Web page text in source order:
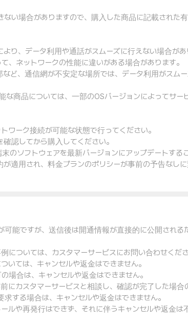
ない場合がありますので、購入した商品に記載された
り、データ利用や通話がスムーズに行えない場合があ
、ネットワークの性能に違いがある場合があります。
ど、通信網が不安定な場所では、データ利用がスム
な商品については、一部のOSバージョンによってサー
ワーク接続が可能な状態で行ってください。
認してから購入してください。
のソフトウェアを最新バージョンにアップデートする
適用され、料金プランのポリシーが事前の予告なし
可能ですが、送信後は開通情報が直接的に公開される
については、カスタマーサービスにお問い合わせくださ
いては、キャンセルや返金はできません。
場合は、キャンセルや返金はできません。
にカスタマーサービスと相談し、確認が完了した場合
する場合は、キャンセルや返金はできません。
ルや再発行はできず、それに伴うキャンセルや返金は